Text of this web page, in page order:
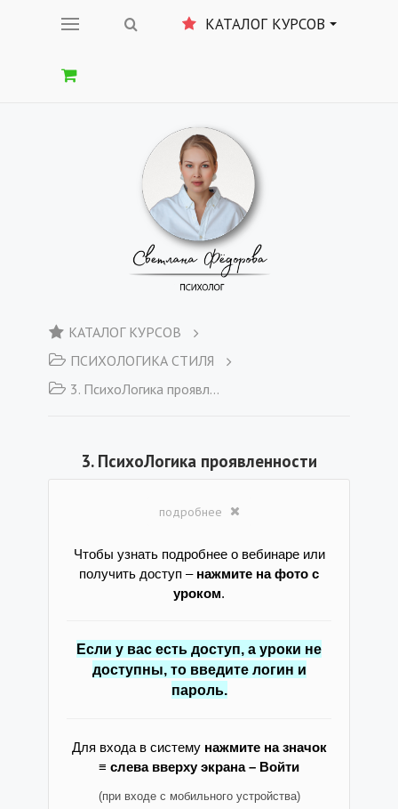
КАТАЛОГ КУРСОВ
КАТАЛОГ КУРСОВ
ПСИХОЛОГИКА СТИЛЯ
3. ПсихоЛогика проявленности
3. ПсихоЛогика проявленности
подробнее
Чтобы узнать подробнее о вебинаре или
получить доступ – нажмите на фото с
уроком.
Если у вас есть доступ, а уроки не
доступны, то введите логин и
пароль.
Для входа в систему нажмите на значок
≡ слева вверху экрана – Войти
(при входе с мобильного устройства)